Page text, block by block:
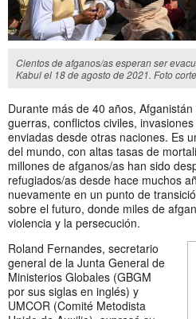
Cientos de afganos/as esperan ser
Kabul el 18 de agosto de 2021. Foto
Durante más de 40 años,
guerras, conflictos civiles,
enviadas desde otras naciones. Es
del mundo, con altas tasas de
millones de afganos/as han sido
refugiados/as desde hace muchos
nuevamente en un punto de
sobre el futuro, donde miles de
violencia y la persecución.
Roland Fernandes, secretario
general de la Junta General de
Ministerios Globales (GBGM
por sus siglas en inglés) y
UMCOR (Comité Metodista